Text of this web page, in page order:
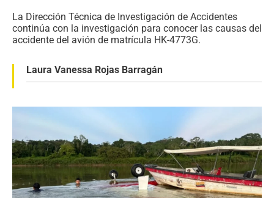
La Dirección Técnica de Investigación de Accidentes
continúa con la investigación para conocer las causas del
accidente del avión de matrícula HK-4773G.
Laura Vanessa Rojas Barragán